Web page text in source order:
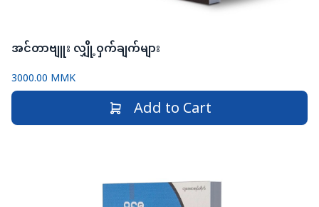
အင်တာဗျူး လျှို့ဝှက်ချက်များ
3000.00 MMK
Add to Cart